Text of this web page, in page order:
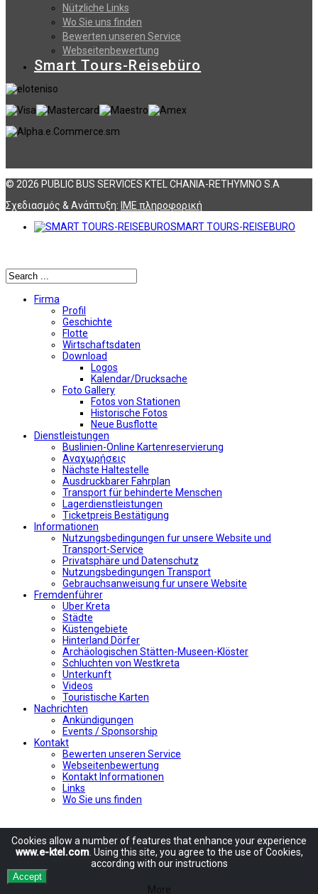
Nützliche Links
Wo Sie uns finden
Bewerten unseren Service
Webseitenbewertung
Smart Tours-Reisebüro
© 2026 PUBLIC BUS SERVICES KTEL CHANIA-RETHYMNO S.A
Σχεδιασμός & Ανάπτυξη: ΙΜΕ πληροφορική
SMART TOURS-REISEBURO
Firma
Profil
Geschichte
Flotte
Wirtschaftsdaten
Download
Logos
Kalendar/Drucksache
Foto Gallery
Fotos von Stationen
Historische Fotos
Neue Busflotte
Dienstleistungen
Buslinien-Online Kartenreservierung
Αναχωρήσεις
Nächste Haltestelle
Αusdruckbarer Fahrplan
Transport für behinderte Menschen
Lagerdienstleistungen
Ticketpreis Bestätigung
Informationen
Nutzungsbedingungen fur unsere Website und
Transport-Service
Privatsphäre und Datenschutz
Nutzungsbedingungen Transport
Gebrauchsanweisung fur unsere Website
Fremdenführer
Uber Kreta
Städte
Küstengebiete
Hinterland Dörfer
Archäologischen Stätten-Museen-Klöster
Schluchten von Westkreta
Unterkunft
Videos
Touristische Karten
Nachrichten
Ankündigungen
Events / Sponsorship
Kontakt
Bewerten unseren Service
Webseitenbewertung
Kontakt Informationen
Links
Wo Sie uns finden
Cookies allow a number offeatures that enhance your experience
www.e-ktel.com. Using this site, you agree to the use of Cookies,
according with our instructions
Accept
More